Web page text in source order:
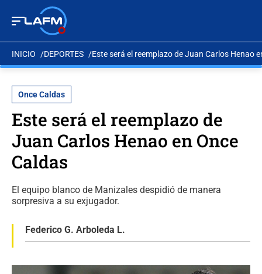
INICIO DEPORTES Este será el reemplazo de Juan Carlos Henao
Once Caldas
Este será el reemplazo de
Juan Carlos Henao en Once
Caldas
El equipo blanco de Manizales despidió de manera
sorpresiva a su exjugador.
Federico G. Arboleda L.